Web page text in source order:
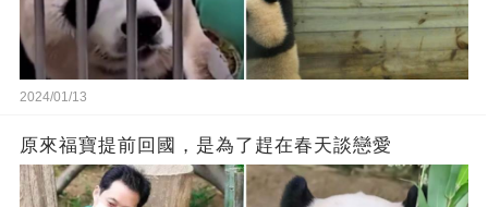
2024/01/13
原來福寶提前回國，是為了趕在春天談戀愛